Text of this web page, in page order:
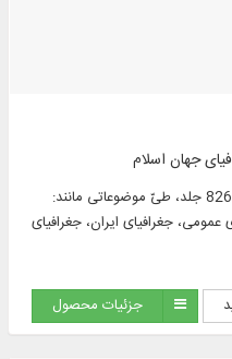
جهان اسلام
متن 414 عنوان کتاب فارسی و عربی در 826 جلد، طیّ موضوعاتی مانند:
جغرافیای ایران، جغرافیای
جزئیات محصول